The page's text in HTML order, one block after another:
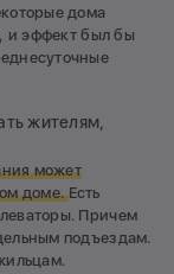
дома
и эффект был бы
жителям,
может
доме.Есть
Причем
подъездам.